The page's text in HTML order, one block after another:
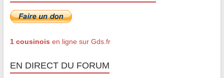
1 cousinois en ligne sur Gds.fr
EN DIRECT DU FORUM